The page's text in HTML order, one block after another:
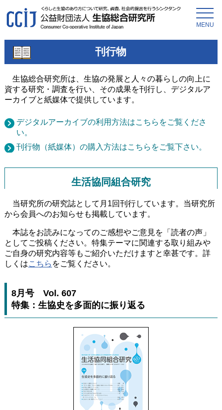
MENU
刊行物
生協総合研究所は、生協の発展と人々の暮らしの向上に
資する研究・調査を行い、その成果を刊行し、デジタルア
ーカイブと紙媒体で提供しています。
デジタルアーカイブの利用方法はこちらをご覧くださ
い。
刊行物（紙媒体）の購入方法はこちらをご覧下さい。
生活協同組合研究
当研究所の研究誌として月1回刊行しています。当研究所
から会員へのお知らせも掲載しています。
本誌をお読みになってのご感想やご意見を「読者の声」
としてご投稿ください。特集テーマに関連する取り組みや
ご自身の研究内容等もご紹介いただけますと幸甚です。詳
しくはこちら をご覧ください。
8月号 Vol. 607
特集：生協史を多面的に振り返る